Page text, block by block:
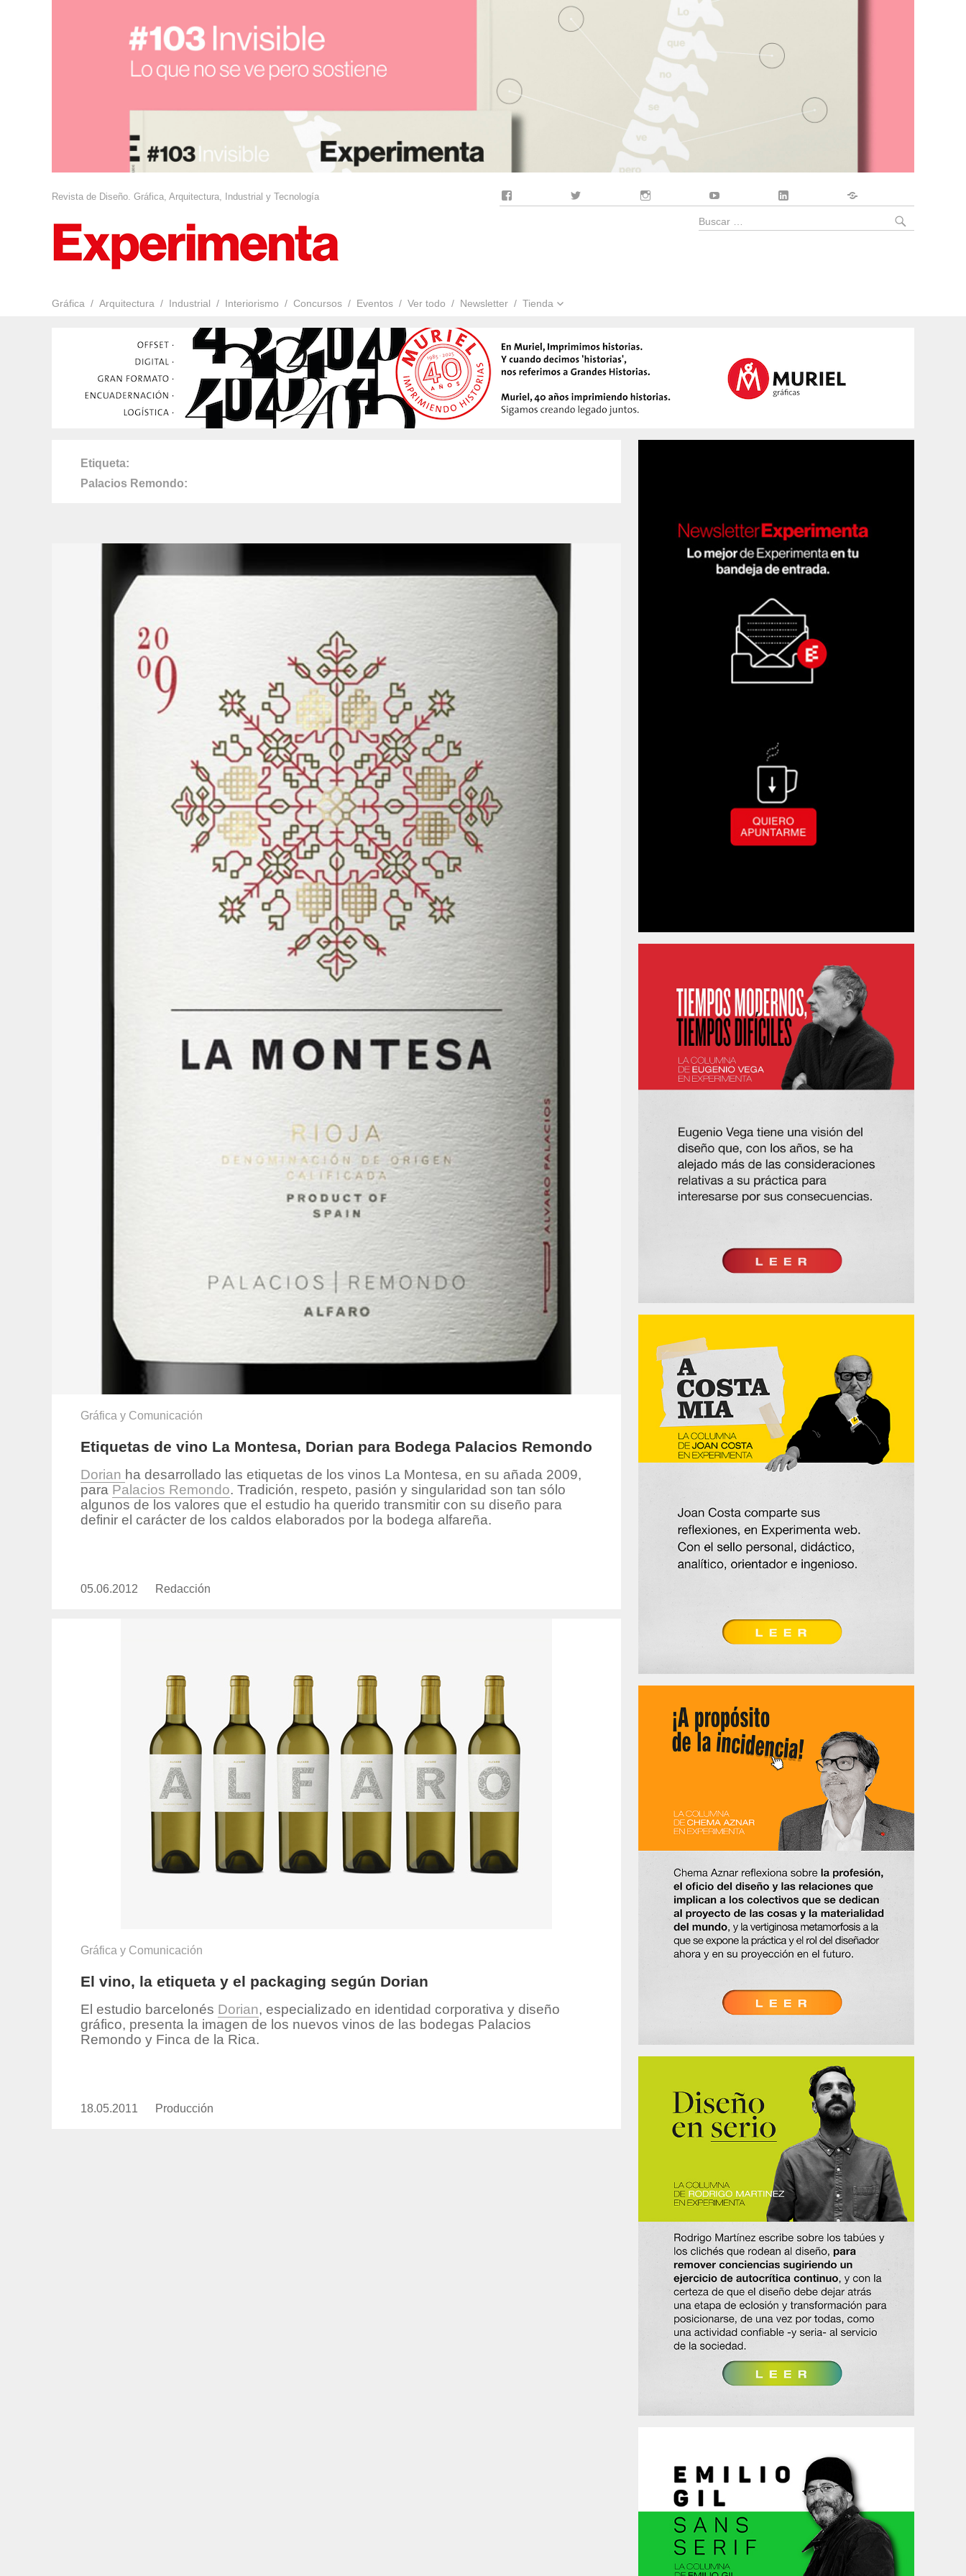
Revista de Diseño. Gráfica, Arquitectura, Industrial y Tecnología
Gráfica Arquitectura Industrial Interiorismo Concursos Eventos Ver todo Newsletter Tienda
Buscar
Etiqueta
Palacios Remondo
Gráfica y Comunicación
Etiquetas de vino La Montesa, Dorian para Bodega Palacios Remondo
Dorian ha desarrollado las etiquetas de los vinos La Montesa, en su añada 2009,
para Palacios Remondo. Tradición, respeto, pasión y singularidad son tan sólo
algunos de los valores que el estudio ha querido transmitir con su diseño para
definir el carácter de los caldos elaborados por la bodega alfareña.
Publicado
05.06.2012 https://www.experimenta.es/author/redaccion/
Redacción
Gráfica y Comunicación
El vino, la etiqueta y el packaging según Dorian
El estudio barcelonés Dorian, especializado en identidad corporativa y diseño
gráfico, presenta la imagen de los nuevos vinos de las bodegas Palacios
Remondo y Finca de la Rica.
Publicado
18.05.2011 https://www.experimenta.es/author/produccion/
Producción